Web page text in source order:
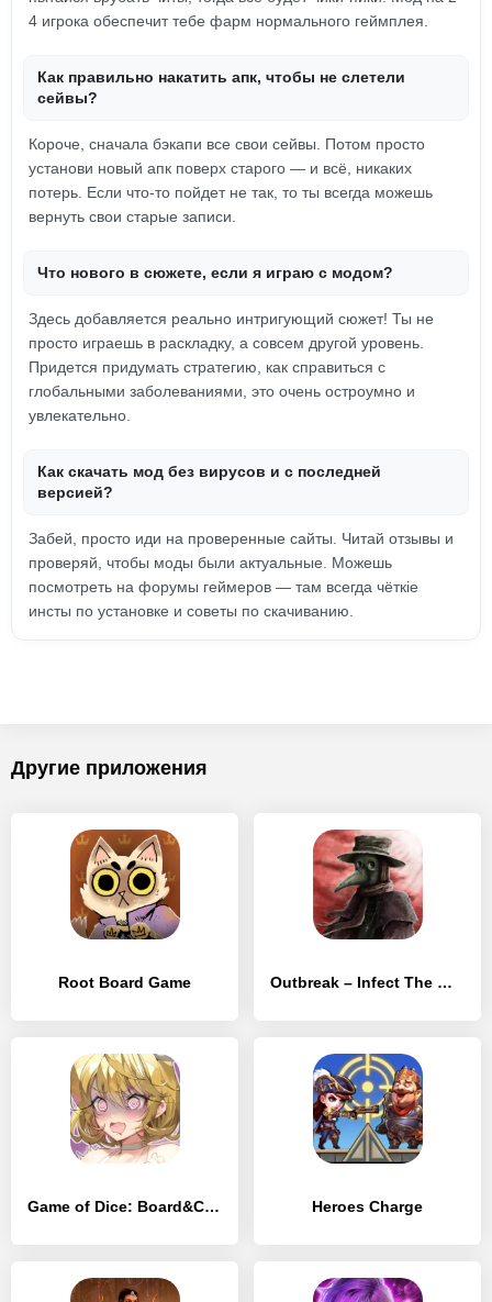
4 игрока обеспечит тебе фарм нормального геймплея.
Как правильно накатить апк, чтобы не слетели
сейвы?
Короче, сначала бэкапи все свои сейвы. Потом просто
установи новый апк поверх старого — и всё, никаких
потерь. Если что-то пойдет не так, то ты всегда можешь
вернуть свои старые записи.
Что нового в сюжете, если я играю с модом?
Здесь добавляется реально интригующий сюжет! Ты не
просто играешь в раскладку, а совсем другой уровень.
Придется придумать стратегию, как справиться с
глобальными заболеваниями, это очень остроумно и
увлекательно.
Как скачать мод без вирусов и с последней
версией?
Забей, просто иди на проверенные сайты. Читай отзывы и
проверяй, чтобы моды были актуальные. Можешь
посмотреть на форумы геймеров — там всегда чёткie
инсты по установке и советы по скачиванию.
Другие приложения
Root Board Game Outbreak – Infect The World
Game of Dice: Board&Card&Anime Heroes Charge